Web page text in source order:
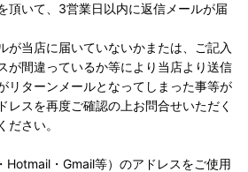
頂いて、3営業日以内に返信メールが届
が当店に届いていないかまたは、ご記入
が間違っているか等により当店より送信
リターンメールとなってしまった事等が
レスを再度ご確認の上お問合せいただく
さい。
Hotmail・Gmail等）のアドレスをご使用